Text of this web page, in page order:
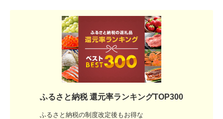
ふるさと納税 還元率ランキングTOP300
ふるさと納税の制度改定後もお得な